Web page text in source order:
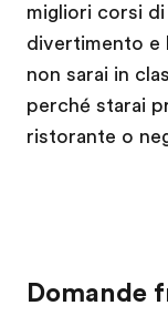
migliori corsi di
divertimento e
non sarai in
perché starai
ristorante o
Domande